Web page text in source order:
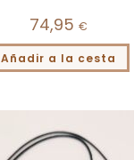
74,95 €
Añadir a la cesta